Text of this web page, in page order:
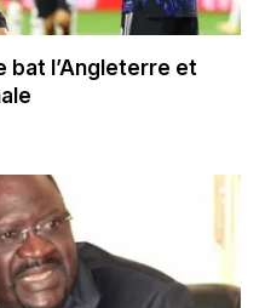
bat l’Angleterre et